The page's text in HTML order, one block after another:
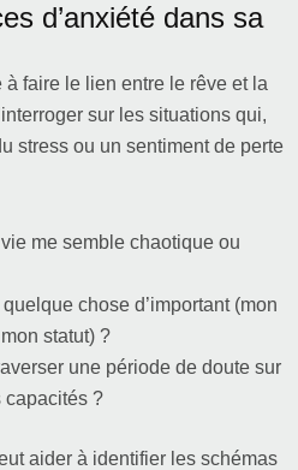
d’anxiété dans sa
faire le lien entre le rêve et la
sur les situations qui,
stress ou un sentiment de perte
me semble chaotique ou
chose d’important (mon
statut) ?
une période de doute sur
capacités ?
aider à identifier les schémas